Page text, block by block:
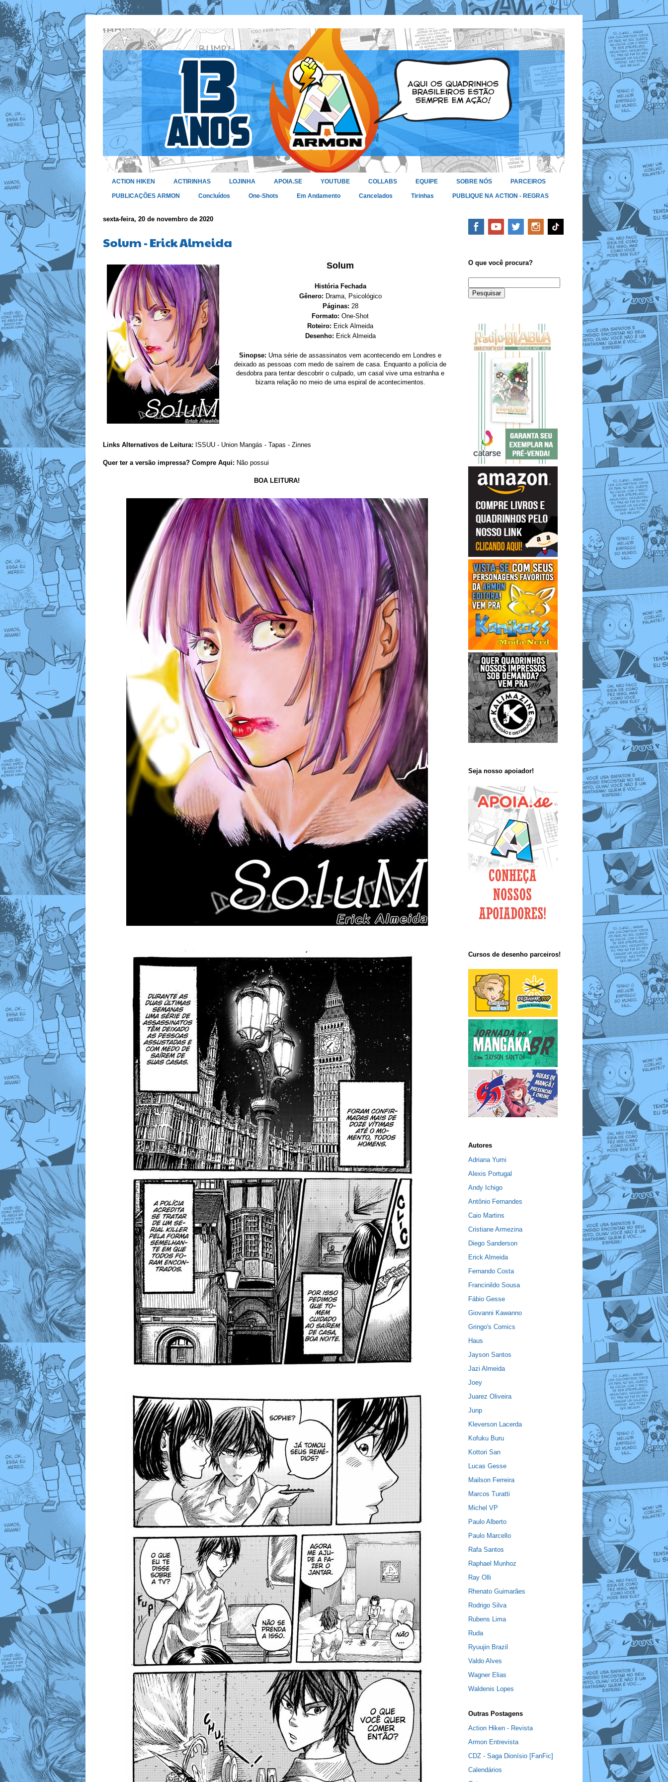
ACTION HIKEN ACTIRINHAS LOJINHA APOIA.SE YOUTUBE COLLABS EQUIPE SOBRE NÓS PARCEIROS
PUBLICAÇÕES ARMON Concluídos One-Shots Em Andamento Cancelados Tirinhas PUBLIQUE NA ACTION - REGRAS
sexta-feira, 20 de novembro de 2020
Solum - Erick Almeida
Solum
História Fechada
Gênero: Drama, Psicológico
Páginas: 28
Formato: One-Shot
Roteiro: Erick Almeida
Desenho: Erick Almeida
Sinopse: Uma série de assassinatos vem acontecendo em Londres e
deixado as pessoas com medo de saírem de casa. Enquanto a polícia de
desdobra para tentar descobrir o culpado, um casal vive uma estranha e
bizarra relação no meio de uma espiral de acontecimentos.
Links Alternativos de Leitura: ISSUU - Union Mangás - Tapas - Zinnes
Quer ter a versão impressa? Compre Aqui: Não possui
BOA LEITURA!
O que você procura?
Seja nosso apoiador!
Cursos de desenho parceiros!
Autores
Adriana Yumi
Alexis Portugal
Andy Ichigo
Antônio Fernandes
Caio Martins
Cristiane Armezina
Diego Sanderson
Erick Almeida
Fernando Costa
Francinildo Sousa
Fábio Gesse
Giovanni Kawanno
Gringo's Comics
Haus
Jayson Santos
Jazi Almeida
Joey
Juarez Oliveira
Junp
Kleverson Lacerda
Kofuku Buru
Kottori San
Lucas Gesse
Mailson Ferreira
Marcos Turatti
Michel VP
Paulo Alberto
Paulo Marcello
Rafa Santos
Raphael Munhoz
Ray Olli
Rhenato Guimarães
Rodrigo Silva
Rubens Lima
Ruda
Ryuujin Brazil
Valdo Alves
Wagner Elias
Waldenis Lopes
Outras Postagens
Action Hiken - Revista
Armon Entrevista
CDZ - Saga Dionísio [FanFic]
Calendários